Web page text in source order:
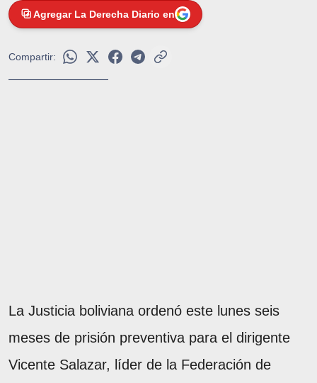
Agregar La Derecha Diario en
Compartir:
La Justicia boliviana ordenó este lunes seis
meses de prisión preventiva para el dirigente
Vicente Salazar, líder de la Federación de